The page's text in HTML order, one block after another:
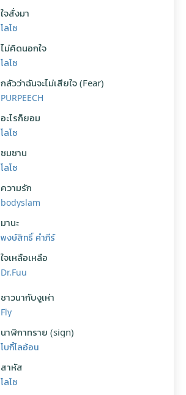
ใจสั่งมา
โลโซ
ไม่คิดนอกใจ
โลโซ
กลัวว่าฉันจะไม่เสียใจ (Fear)
PURPEECH
อะไรก็ยอม
โลโซ
ซมซาน
โลโซ
ความรัก
bodyslam
มานะ
พงษ์สิทธิ์ คำภีร์
ใจเหลือเหลือ
Dr.Fuu
ชาวนากับงูเห่า
Fly
นาฬิกาทราย (sign)
โบกี้ไลอ้อน
สาหัส
โลโซ